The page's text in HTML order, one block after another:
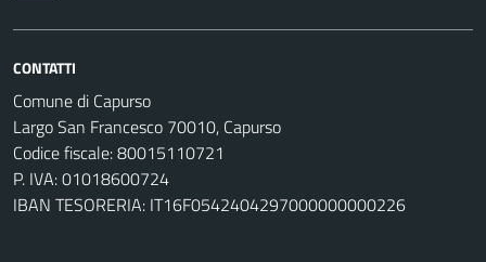
CONTATTI
Comune di Capurso
Largo San Francesco 70010, Capurso
Codice fiscale: 80015110721
P. IVA: 01018600724
IBAN TESORERIA: IT16F0542404297000000000226